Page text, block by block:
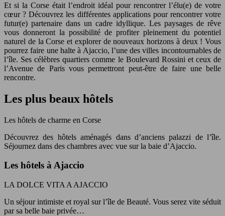
Et si la Corse était l’endroit idéal pour rencontrer l’élu(e) de votre
cœur ? Découvrez les différentes applications pour rencontrer votre
futur(e) partenaire dans un cadre idyllique. Les paysages de rêve
vous donneront la possibilité de profiter pleinement du potentiel
naturel de la Corse et explorer de nouveaux horizons à deux ! Vous
pourrez faire une halte à Ajaccio, l’une des villes incontournables de
l’île. Ses célèbres quartiers comme le Boulevard Rossini et ceux de
l’Avenue de Paris vous permettront peut-être de faire une belle
rencontre.
Les plus beaux hôtels
Les hôtels de charme en Corse
Découvrez des hôtels aménagés dans d’anciens palazzi de l’île.
Séjournez dans des chambres avec vue sur la baie d’Ajaccio.
Les hôtels à Ajaccio
LA DOLCE VITA A AJACCIO
Un séjour intimiste et royal sur l’île de Beauté. Vous serez vite séduit
par sa belle baie privée…